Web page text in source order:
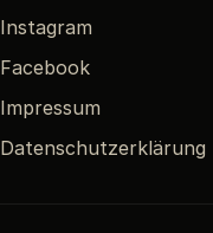
Instagram
Facebook
Impressum
Datenschutzerklärung